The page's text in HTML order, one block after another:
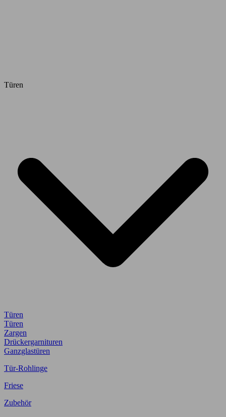
Türen
Türen
Türen
Zargen
Drückergarnituren
Ganzglastüren
Tür-Rohlinge
Friese
Zubehör